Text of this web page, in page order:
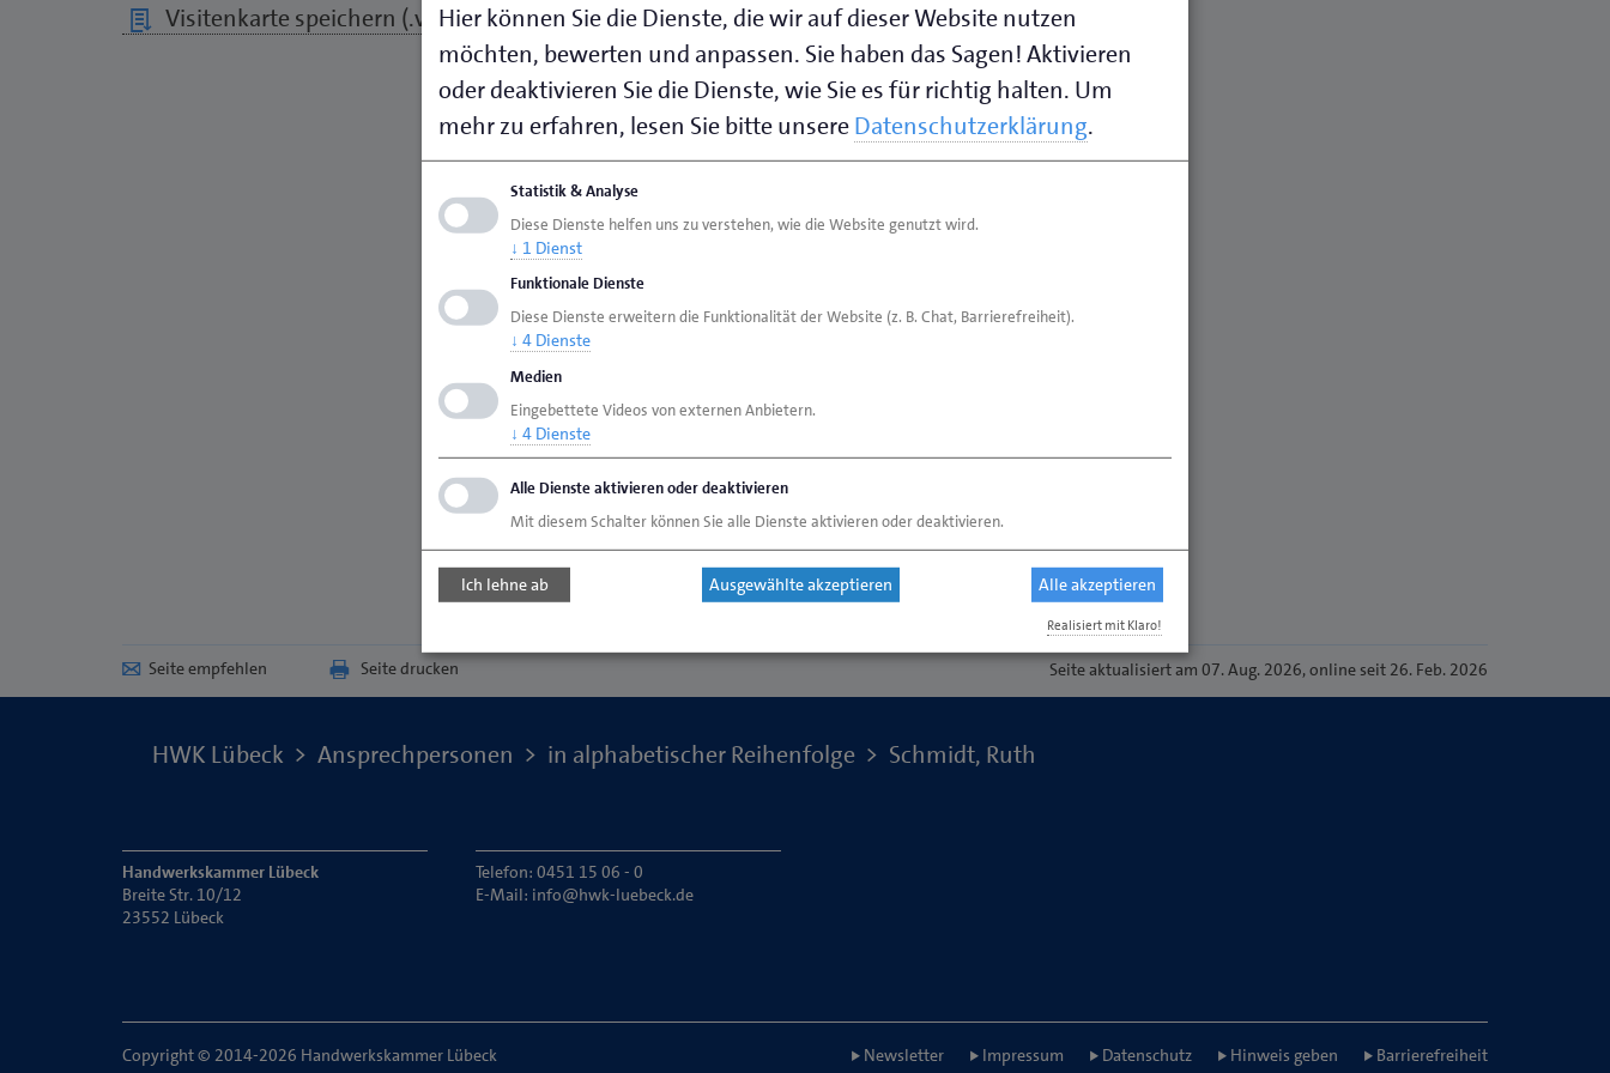
Visitenkarte speichern (.vcf)
Seite empfehlen Seite drucken Seiteaktualisiert am 07. Aug. 2026, online seit 26. Feb. 2026
HWK Lübeck Ansprechpersonen in alphabetischer Reihenfolge Schmidt, Ruth
Handwerkskammer Lübeck
Breite Str. 10/12
23552 Lübeck
Telefon: 0451 15 06 - 0
E-Mail: info@hwk-luebeck.de
Copyright © 2014-2026 Handwerkskammer Lübeck Newsletter Impressum Datenschutz Hinweis geben Barrierefreiheit
Hier können Sie die Dienste, die wir auf dieser Website nutzen
möchten, bewerten und anpassen. Sie haben das Sagen! Aktivieren
oder deaktivieren Sie die Dienste, wie Sie es für richtig halten. Um
mehr zu erfahren, lesen Sie bitte unsereDatenschutzerklärung.
Statistik & Analyse
Diese Dienste helfen uns zu verstehen, wie die Website genutzt wird.
↓ 1 Dienst
Funktionale Dienste
Diese Dienste erweitern die Funktionalität der Website (z. B. Chat, Barrierefreiheit).
↓ 4 Dienste
Medien
Eingebettete Videos von externen Anbietern.
↓ 4 Dienste
Alle Dienste aktivieren oder deaktivieren
Mit diesem Schalter können Sie alle Dienste aktivieren oder deaktivieren.
Ich lehne ab Ausgewählte akzeptieren Alle akzeptieren
Realisiert mit Klaro!